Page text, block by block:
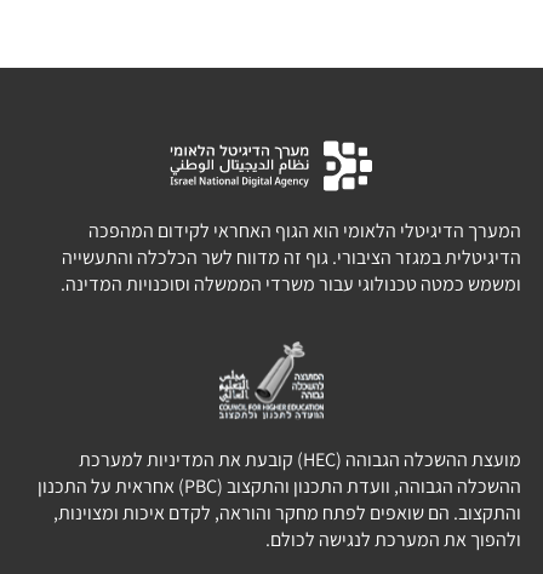
המערך הדיגיטלי הלאומי הוא הגוף האחראי לקידום המהפכה
הדיגיטלית במגזר הציבורי. גוף זה מדווח לשר הכלכלה והתעשייה
ומשמש כמטה טכנולוגי עבור משרדי הממשלה וסוכנויות המדינה.
מועצת ההשכלה הגבוהה (HEC) קובעת את המדיניות למערכת
ההשכלה הגבוהה, וועדת התכנון והתקצוב (PBC) אחראית על התכנון
והתקצוב. הם שואפים לפתח מחקר והוראה, לקדם איכות ומצוינות,
ולהפוך את המערכת לנגישה לכולם.